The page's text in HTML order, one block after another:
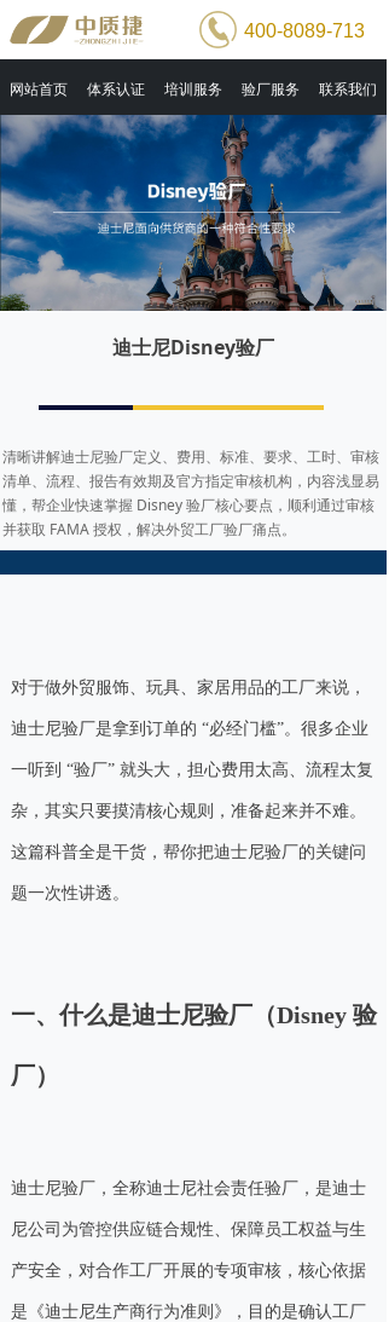
网站首页 体系认证 培训服务 验厂服务 联系我们
400-8089-713
迪士尼Disney验厂
清晰讲解迪士尼验厂定义、费用、标准、要求、工时、审核
清单、流程、报告有效期及官方指定审核机构，内容浅显易
懂，帮企业快速掌握 Disney 验厂核心要点，顺利通过审核
并获取 FAMA 授权，解决外贸工厂验厂痛点。
对于做外贸服饰、玩具、家居用品的工厂来说，
迪士尼验厂是拿到订单的 “必经门槛”。很多企业
一听到 “验厂” 就头大，担心费用太高、流程太复
杂，其实只要摸清核心规则，准备起来并不难。
这篇科普全是干货，帮你把迪士尼验厂的关键问
题一次性讲透。
一、什么是迪士尼验厂（Disney 验
厂）
迪士尼验厂，全称迪士尼社会责任验厂，是迪士
尼公司为管控供应链合规性、保障员工权益与生
产安全，对合作工厂开展的专项审核，核心依据
是《迪士尼生产商行为准则》，目的是确认工厂